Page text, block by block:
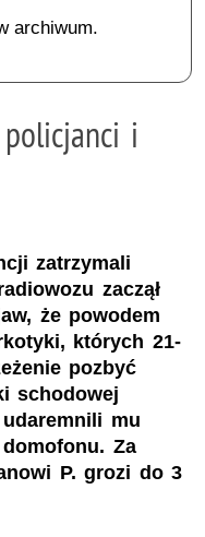
archiwum.
i
zatrzymali
zaczął
że powodem
których 21-
pozbyć
schodowej
mu
Za
P. grozi do 3